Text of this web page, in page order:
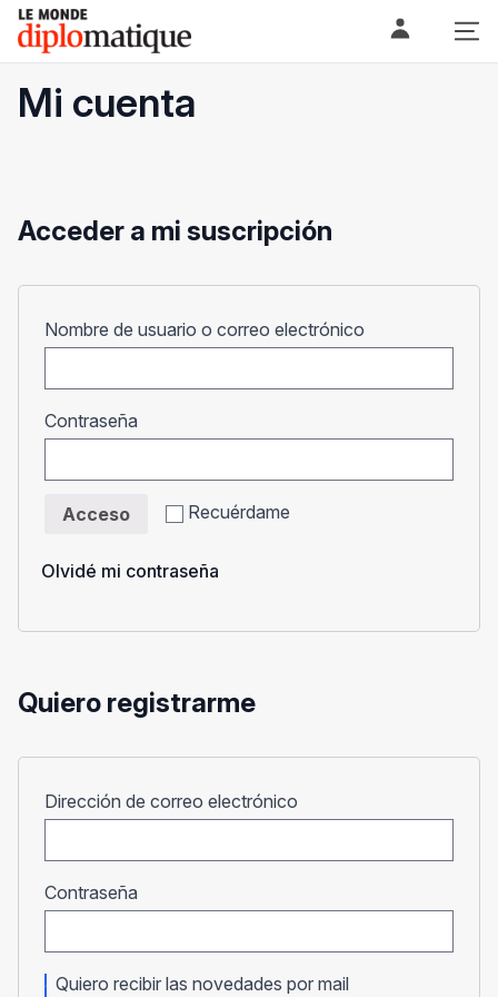
Skip
content
Le monde diplomatique
Mi cuenta
Acceder a mi suscripción
Nombre de usuario o correo electrónico
Contraseña
Recuérdame
Acceso
Olvidé mi contraseña
Quiero registrarme
Dirección de correo electrónico
Contraseña
Quiero recibir las novedades por mail